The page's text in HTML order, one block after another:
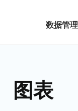
数据管理
图表